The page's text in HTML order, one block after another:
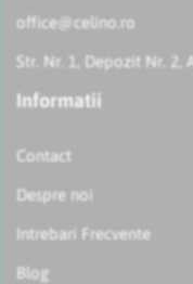
office@celino.ro
Str. Nr. 1, Depozit Nr. 2,
Informatii
Contact
Despre noi
Intrebari Frecvente
Blog